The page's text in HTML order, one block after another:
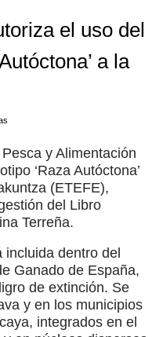
el uso del
a la
y Alimentación
‘Raza Autóctona’
(ETEFE),
del Libro
Terreña.
incluida dentro del
Ganado de España,
de extinción. Se
y en los municipios
integrados en el